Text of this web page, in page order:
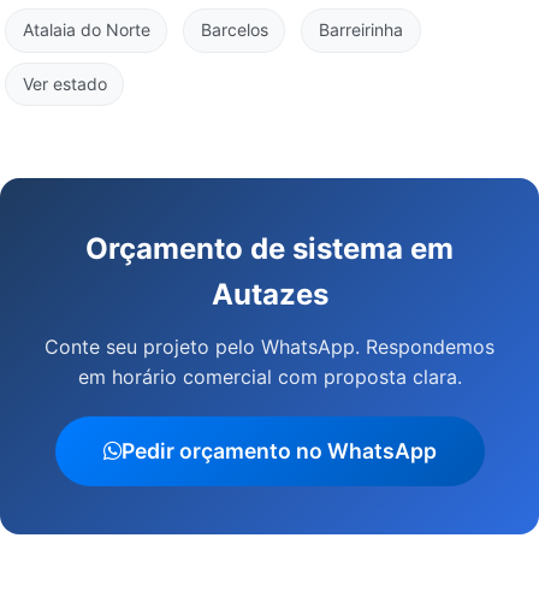
Atalaia do Norte Barcelos Barreirinha
Ver estado
Orçamento de sistema em
Autazes
Conte seu projeto pelo WhatsApp. Respondemos
em horário comercial com proposta clara.
Pedir orçamento no WhatsApp